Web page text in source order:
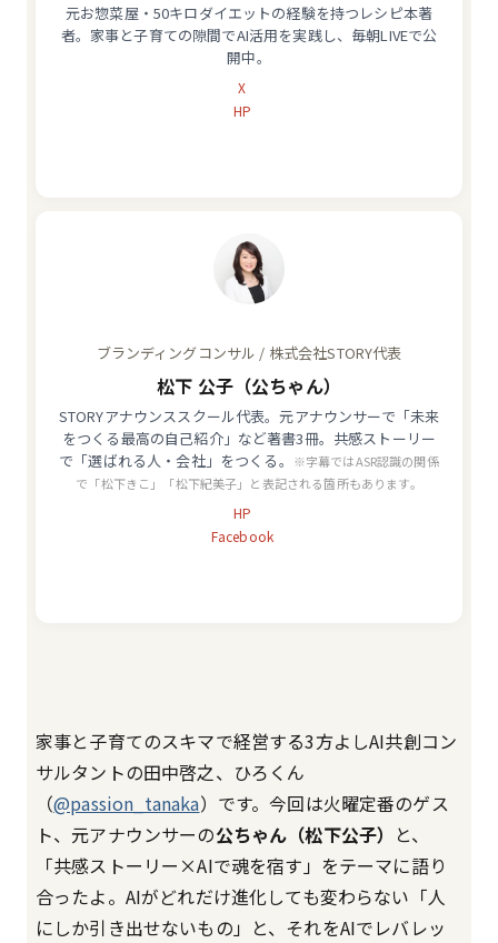
元お惣菜屋・50キロダイエットの経験を持つレシピ本著
者。家事と子育ての隙間でAI活用を実践し、毎朝LIVEで公
開中。
X
HP
ブランディングコンサル / 株式会社STORY代表
松下 公子（公ちゃん）
STORYアナウンススクール代表。元アナウンサーで「未来
をつくる最高の自己紹介」など著書3冊。共感ストーリー
で「選ばれる人・会社」をつくる。
※字幕ではASR認識の関係
で「松下きこ」「松下紀美子」と表記される箇所もあります。
HP
Facebook
家事と子育てのスキマで経営する3方よしAI共創コン
サルタントの田中啓之、ひろくん
（@passion_tanaka）です。今回は火曜定番のゲス
ト、元アナウンサーの公ちゃん（松下公子） と、
「共感ストーリー×AIで魂を宿す」をテーマに語り
合ったよ。AIがどれだけ進化しても変わらない「人
にしか引き出せないもの」と、それをAIでレバレッ